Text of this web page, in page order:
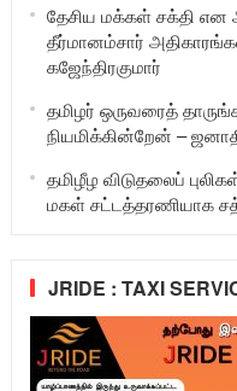
தேசிய மக்கள் சக்தி என
தீர்மானம்சார்
கஜேந்திரகுமார்
தமிழர் ஒருவரைத்
நியமிக்கின்றேன் –
தமிழீழ விடுதலைப்
மகள் சட்டத்தரணியாக
JRIDE : TAXI